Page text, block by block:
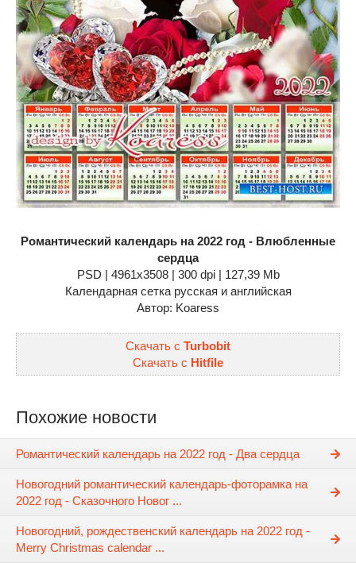
Романтический календарь на 2022 год - Влюбленные
сердца
PSD | 4961x3508 | 300 dpi | 127,39 Mb
Календарная сетка русская и английская
Автор: Koaress
Скачать с Turbobit
Скачать с Hitfile
Похожие новости
Романтический календарь на 2022 год - Два сердца
Новогодний романтический календарь-фоторамка на
2022 год - Сказочного Новог ...
Новогодний, рождественский календарь на 2022 год -
Merry Christmas calendar ...